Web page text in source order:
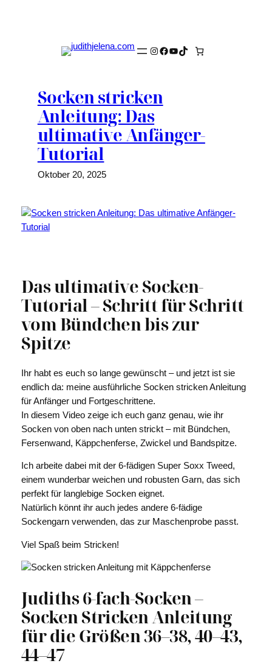
Instagram
Facebook
YouTube
TikTok
Socken stricken
Anleitung: Das
ultimative Anfänger-
Tutorial
Oktober 20, 2025
Das ultimative Socken-
Tutorial – Schritt für Schritt
vom Bündchen bis zur
Spitze
Ihr habt es euch so lange gewünscht – und jetzt ist sie
endlich da: meine ausführliche Socken stricken Anleitung
für Anfänger und Fortgeschrittene.
In diesem Video zeige ich euch ganz genau, wie ihr
Socken von oben nach unten strickt – mit Bündchen,
Fersenwand, Käppchenferse, Zwickel und Bandspitze.
Ich arbeite dabei mit der 6-fädigen Super Soxx Tweed,
einem wunderbar weichen und robusten Garn, das sich
perfekt für langlebige Socken eignet.
Natürlich könnt ihr auch jedes andere 6-fädige
Sockengarn verwenden, das zur Maschenprobe passt.
Viel Spaß beim Stricken!
Judiths 6-fach-Socken –
Socken Stricken Anleitung
für die Größen 36–38, 40–43,
44–47